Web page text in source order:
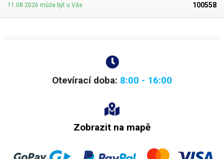
11.08.2026 může být u Vás
100558
Otevírací doba: 8:00 - 16:00
Zobrazit na mapě